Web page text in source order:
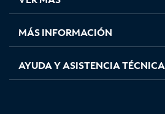
nuevanuevanuevanueva
MÁS INFORMACIÓN
AYUDA Y ASISTENCIA TÉCNICA